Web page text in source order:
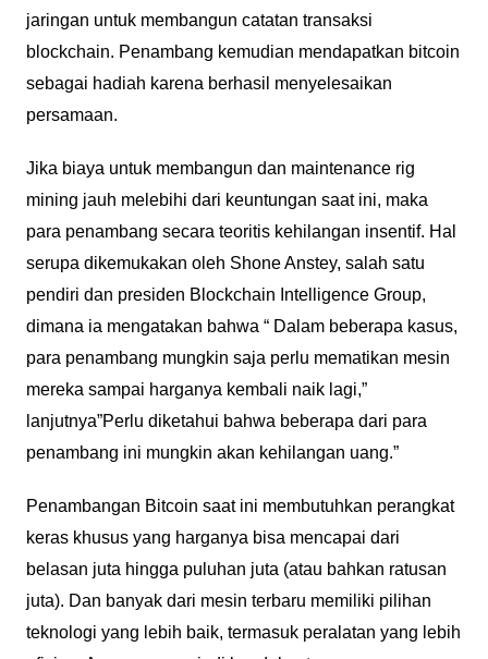
jaringan untuk membangun catatan transaksi
blockchain. Penambang kemudian mendapatkan bitcoin
sebagai hadiah karena berhasil menyelesaikan
persamaan.
Jika biaya untuk membangun dan maintenance rig
mining jauh melebihi dari keuntungan saat ini, maka
para penambang secara teoritis kehilangan insentif. Hal
serupa dikemukakan oleh Shone Anstey, salah satu
pendiri dan presiden Blockchain Intelligence Group,
dimana ia mengatakan bahwa “ Dalam beberapa kasus,
para penambang mungkin saja perlu mematikan mesin
mereka sampai harganya kembali naik lagi,”
lanjutnya”Perlu diketahui bahwa beberapa dari para
penambang ini mungkin akan kehilangan uang.”
Penambangan Bitcoin saat ini membutuhkan perangkat
keras khusus yang harganya bisa mencapai dari
belasan juta hingga puluhan juta (atau bahkan ratusan
juta). Dan banyak dari mesin terbaru memiliki pilihan
teknologi yang lebih baik, termasuk peralatan yang lebih